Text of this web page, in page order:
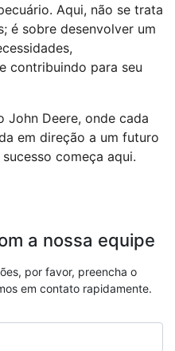
Aqui, não se trata
é sobre desenvolver um
contribuindo para seu
John Deere, onde cada
em direção a um futuro
começa aqui.
a nossa equipe
por favor, preencha o
em contato rapidamente.